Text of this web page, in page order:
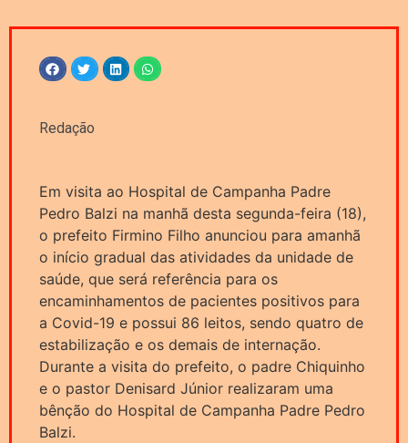
Redação
Em visita ao Hospital de Campanha Padre
Pedro Balzi na manhã desta segunda-feira (18),
o prefeito Firmino Filho anunciou para amanhã
o início gradual das atividades da unidade de
saúde, que será referência para os
encaminhamentos de pacientes positivos para
a Covid-19 e possui 86 leitos, sendo quatro de
estabilização e os demais de internação.
Durante a visita do prefeito, o padre Chiquinho
e o pastor Denisard Júnior realizaram uma
bênção do Hospital de Campanha Padre Pedro
Balzi.